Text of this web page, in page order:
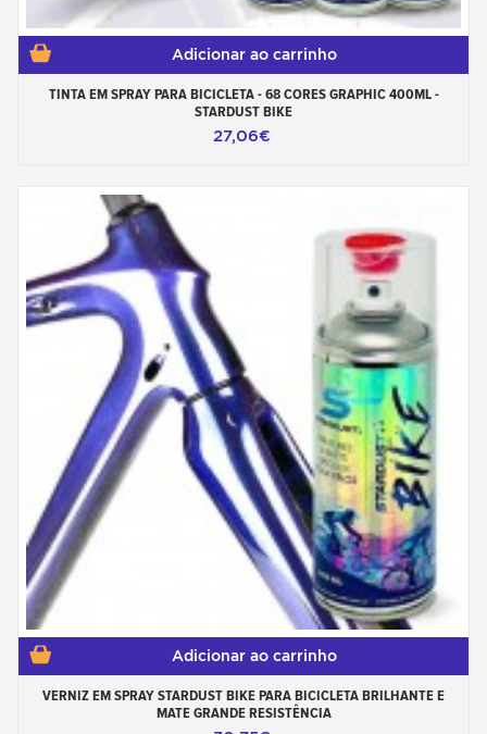
Adicionar ao carrinho
TINTA EM SPRAY PARA BICICLETA - 68 CORES GRAPHIC 400ML -
STARDUST BIKE
27,06€
Adicionar ao carrinho
VERNIZ EM SPRAY STARDUST BIKE PARA BICICLETA BRILHANTE E
MATE GRANDE RESISTÊNCIA